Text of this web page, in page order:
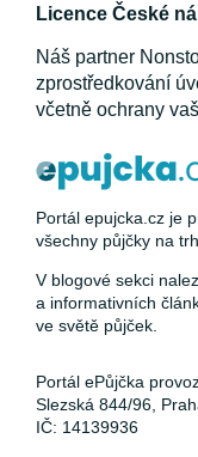
Licence České
Náš partner
zprostředkování
včetně ochrany
Portál epujcka.cz je
všechny půjčky na
V blogové sekci
a informativních
ve světě půjček.
Portál ePůjčka
Slezská 844/96,
IČ: 14139936